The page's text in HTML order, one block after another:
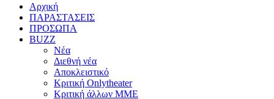
Αρχική
ΠΑΡΑΣΤΑΣΕΙΣ
ΠΡΟΣΩΠΑ
BUZZ
Νέα
Διεθνή νέα
Αποκλειστικό
Κριτική Onlytheater
Κριτική άλλων ΜΜΕ